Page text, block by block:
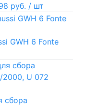
руб. / шт
GWH 6 Fonte
сбора